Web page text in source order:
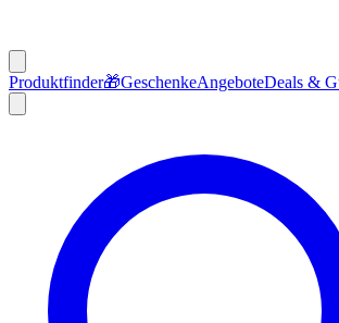
Produktfinder🎁GeschenkeAngeboteDeals &